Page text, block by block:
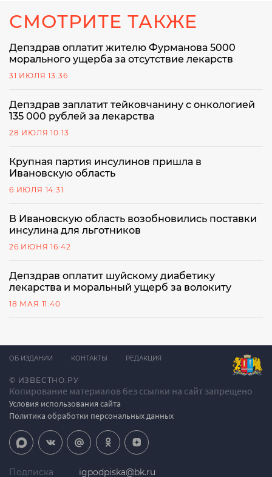
СМОТРИТЕ ТАКЖЕ
Депздрав оплатит жителю Фурманова 5000
морального ущерба за отсутствие лекарств
31 ИЮЛЯ 13:36
Депздрав заплатит тейковчанину с онкологией
135 000 рублей за лекарства
28 ИЮЛЯ 10:13
Крупная партия инсулинов пришла в
Ивановскую область
6 ИЮЛЯ 14:31
В Ивановскую область возобновились поставки
инсулина для льготников
26 ИЮНЯ 16:42
Депздрав оплатит шуйскому диабетику
лекарства и моральный ущерб за волокиту
18 МАЯ 11:40
© ИЗВЕСТНО.РУ
Копирование материалов без ссылки на сайт запрещено
Условия использования сайта
Политика обработки персональных данных
ОБ ИЗДАНИИ КОНТАКТЫ РЕДАКЦИЯ
Подписка igpodpiska@bk.ru